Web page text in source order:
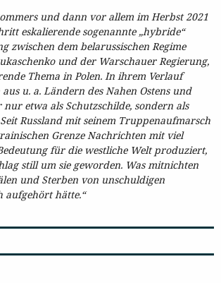
und dann vor allem im Herbst 2021
eskalierende sogenannte „hybride“
zwischen dem belarussischen Regime
und der Warschauer Regierung,
Thema in Polen. In ihrem Verlauf
u. a. Ländern des Nahen Ostens und
etwa als Schutzschilde, sondern als
Russland mit seinem Truppenaufmarsch
Grenze Nachrichten mit viel
für die westliche Welt produziert,
still um sie geworden. Was mitnichten
und Sterben von unschuldigen
aufgehört hätte.“